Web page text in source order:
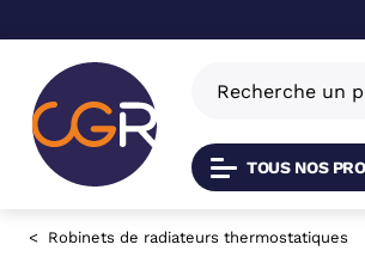
TOUS NOS
Robinets de radiateurs thermostatiques